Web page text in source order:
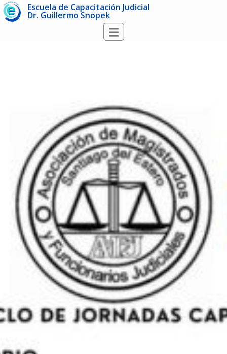
Escuela de Capacitación Judicial
Dr. Guillermo Snopek